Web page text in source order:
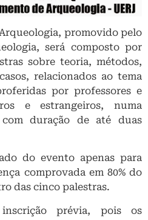
promovido pelo
será composto por
sobre teoria, métodos,
relacionados ao tema
por professores e
e estrangeiros, numa
duração de até duas
do evento apenas para
comprovada em 80% do
das cinco palestras.
prévia, pois os